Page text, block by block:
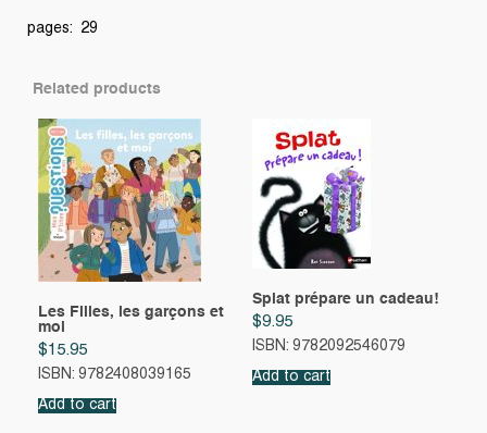
jeté
pages: 29
Related products
Les Filles, les garçons et
moi
$15.95
ISBN: 9782408039165
Add to cart
Splat prépare un cadeau!
$9.95
ISBN: 9782092546079
Add to cart